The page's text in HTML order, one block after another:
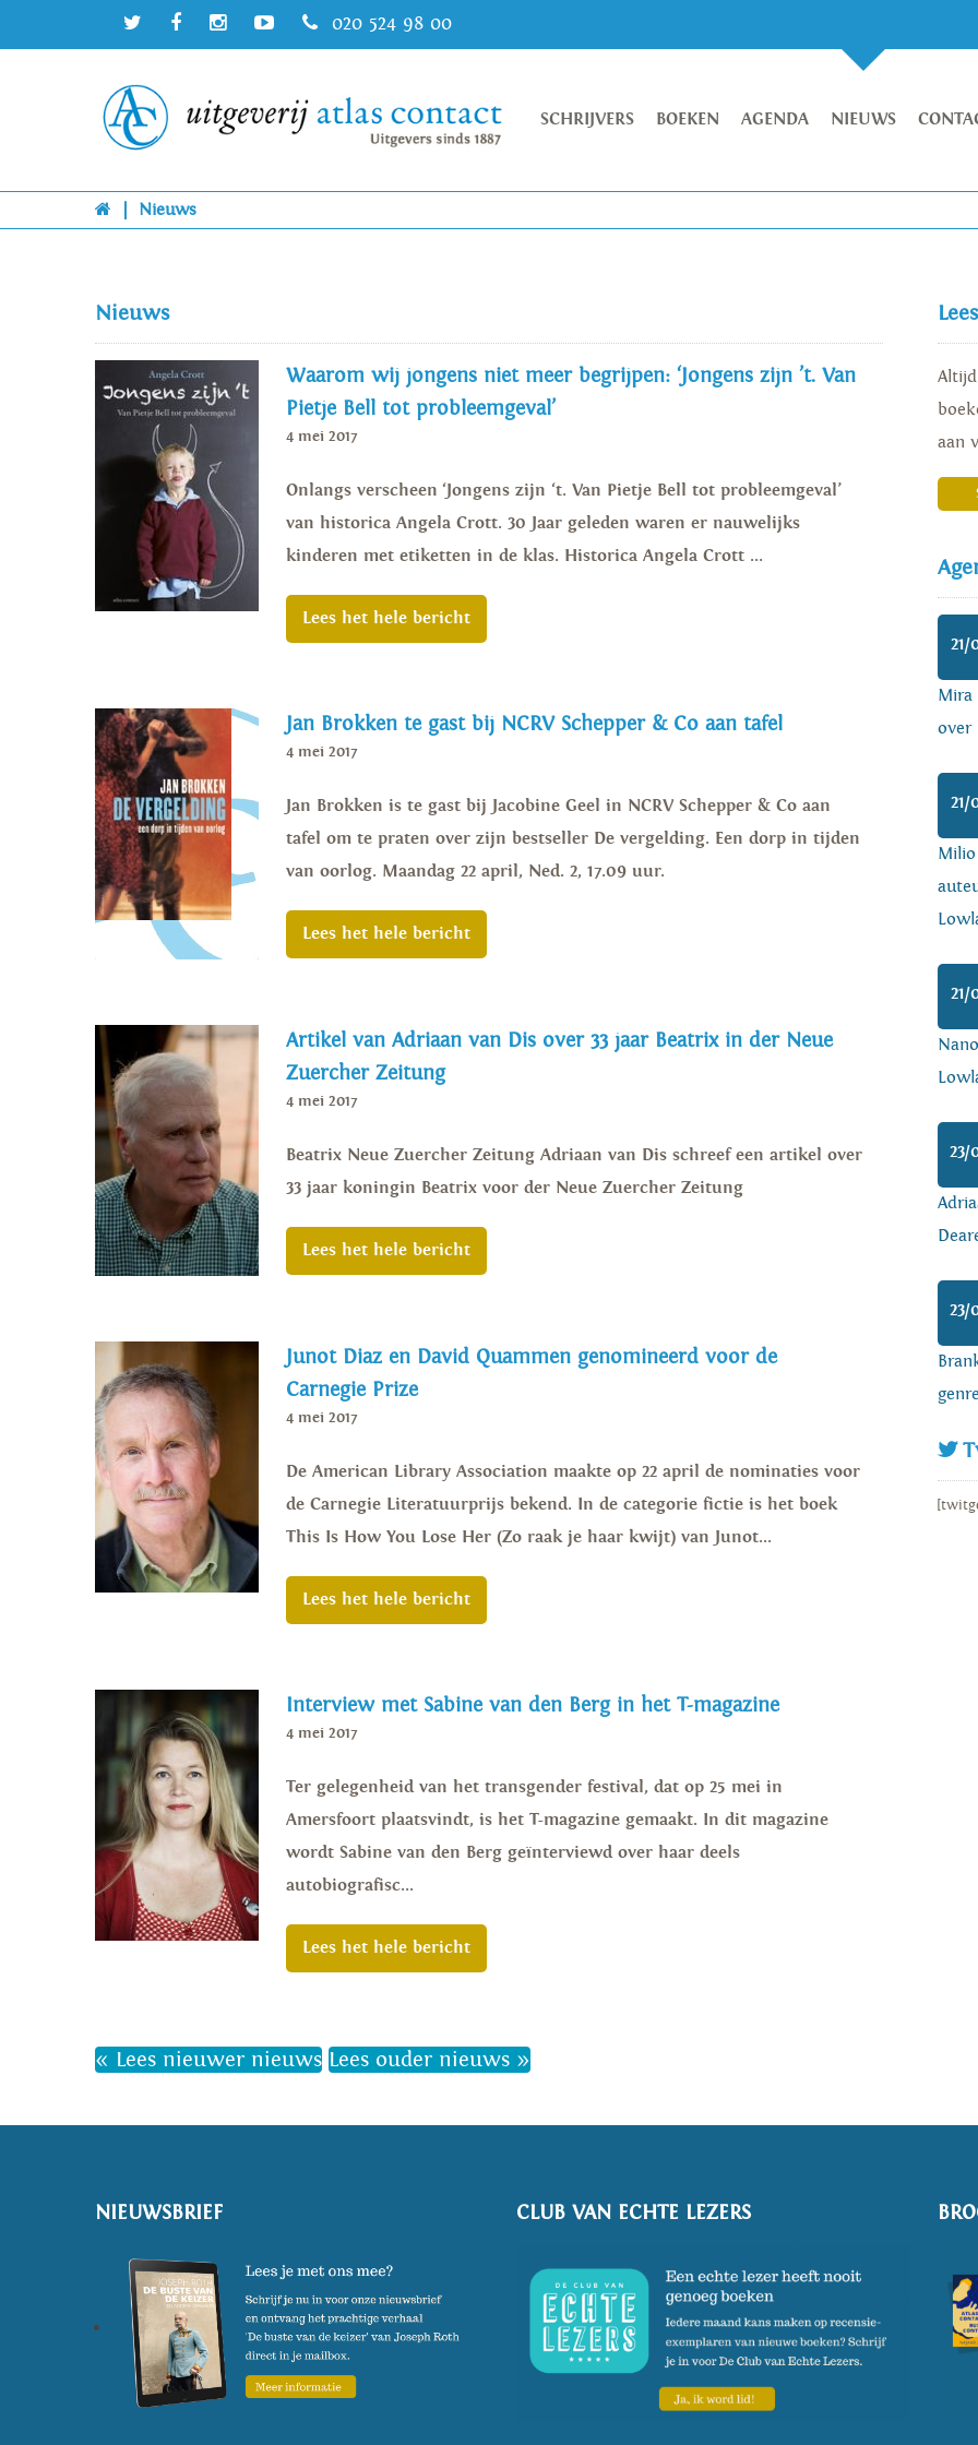
020 524 98 00
SCHRIJVERS BOEKEN AGENDA NIEUWS
Nieuws
Nieuws
Waarom wij jongens niet meer begrijpen: ‘Jongens zijn ’t. Van
Pietje Bell tot probleemgeval’
4 mei 2017
Onlangs verscheen ‘Jongens zijn ‘t. Van Pietje Bell tot probleemgeval’
van historica Angela Crott. 30 Jaar geleden waren er nauwelijks
kinderen met etiketten in de klas. Historica Angela Crott ...
Lees het hele bericht
Jan Brokken te gast bij NCRV Schepper & Co aan tafel
4 mei 2017
Jan Brokken is te gast bij Jacobine Geel in NCRV Schepper & Co aan
tafel om te praten over zijn bestseller De vergelding. Een dorp in tijden
van oorlog. Maandag 22 april, Ned. 2, 17.09 uur.
Lees het hele bericht
Artikel van Adriaan van Dis over 33 jaar Beatrix in der Neue
Zuercher Zeitung
4 mei 2017
Beatrix Neue Zuercher Zeitung Adriaan van Dis schreef een artikel over
33 jaar koningin Beatrix voor der Neue Zuercher Zeitung
Lees het hele bericht
Junot Diaz en David Quammen genomineerd voor de
Carnegie Prize
4 mei 2017
De American Library Association maakte op 22 april de nominaties voor
de Carnegie Literatuurprijs bekend. In de categorie fictie is het boek
This Is How You Lose Her (Zo raak je haar kwijt) van Junot...
Lees het hele bericht
Interview met Sabine van den Berg in het T-magazine
4 mei 2017
Ter gelegenheid van het transgender festival, dat op 25 mei in
Amersfoort plaatsvindt, is het T-magazine gemaakt. In dit magazine
wordt Sabine van den Berg geïnterviewd over haar deels
autobiografisc...
Lees het hele bericht
« Lees nieuwer nieuws Lees ouder nieuws »
aan
21/
Mira
over
21/
21/
23/
23/
NIEUWSBRIEF CLUB VAN ECHTE LEZERS